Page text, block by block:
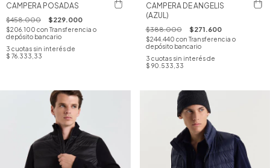
CAMPERA POSADAS
$458.000 $229.000
$206.100 con Transferencia o
depósito bancario
3 cuotas sin interés de
$ 76.333,33
CAMPERA DE ANGELIS
(AZUL)
$388.000 $271.600
$244.440 con Transferencia o
depósito bancario
3 cuotas sin interés de
$ 90.533,33